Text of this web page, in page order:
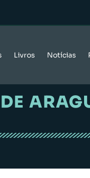
Livros Notícias